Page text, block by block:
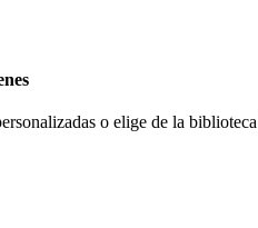
o elige de la